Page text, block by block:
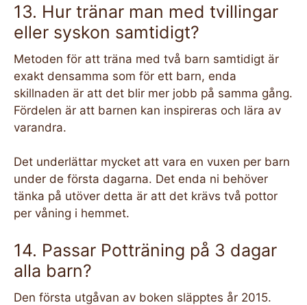
13. Hur tränar man med tvillingar
eller syskon samtidigt?
Metoden för att träna med två barn samtidigt är
exakt densamma som för ett barn, enda
skillnaden är att det blir mer jobb på samma gång.
Fördelen är att barnen kan inspireras och lära av
varandra.
Det underlättar mycket att vara en vuxen per barn
under de första dagarna. Det enda ni behöver
tänka på utöver detta är att det krävs två pottor
per våning i hemmet.
14. Passar Potträning på 3 dagar
alla barn?
Den första utgåvan av boken släpptes år 2015.